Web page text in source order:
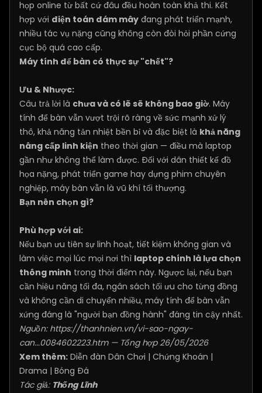
họp online từ bất cứ đâu đều hoàn toàn khả thi. Kết
hợp với điện toán đám mây đang phát triển mạnh,
nhiều tác vụ nặng cũng không còn đòi hỏi phần cứng
cục bộ quá cao cấp.
Máy tính để bàn có thực sự "chết"?
Ưu & Nhược:
Câu trả lời là chưa và có lẽ sẽ không bao giờ. Máy
tính để bàn vẫn vượt trội rõ ràng về sức mạnh xử lý
thô, khả năng tản nhiệt bền bỉ và đặc biệt là khả năng
nâng cấp linh kiện theo thời gian — điều mà laptop
gần như không thể làm được. Đối với dân thiết kế đồ
họa nặng, phát triển game hay dựng phim chuyên
nghiệp, máy bàn vẫn là vũ khí tối thượng.
Bạn nên chọn gì?
Phù hợp với ai:
Nếu bạn ưu tiên sự linh hoạt, tiết kiệm không gian và
làm việc mọi lúc mọi nơi thì laptop chính là lựa chọn
thông minh trong thời điểm này. Ngược lại, nếu bạn
cần hiệu năng tối đa, ngân sách tối ưu cho từng đồng
và không cần di chuyển nhiều, máy tính để bàn vẫn
xứng đáng là "người bạn đồng hành" đáng tin cậy nhất.
Nguồn: https://thanhnien.vn/vi-sao-ngay-
can...0084602223.htm— Tổng hợp 26/05/2026
Xem thêm: Diễn đàn Dân Chơi | Chứng Khoán |
Drama | Bóng Đá
Tác giả: Thống Lĩnh